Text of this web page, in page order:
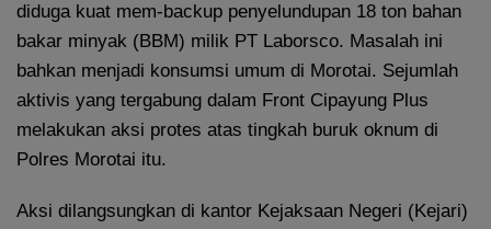
diduga kuat mem-backup penyelundupan 18 ton bahan
bakar minyak (BBM) milik PT Laborsco. Masalah ini
bahkan menjadi konsumsi umum di Morotai. Sejumlah
aktivis yang tergabung dalam Front Cipayung Plus
melakukan aksi protes atas tingkah buruk oknum di
Polres Morotai itu.
Aksi dilangsungkan di kantor Kejaksaan Negeri (Kejari)